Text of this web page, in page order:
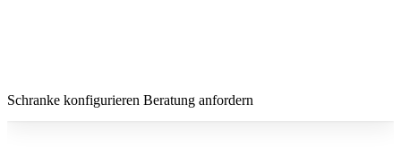
Schranke konfigurieren Beratung anfordern